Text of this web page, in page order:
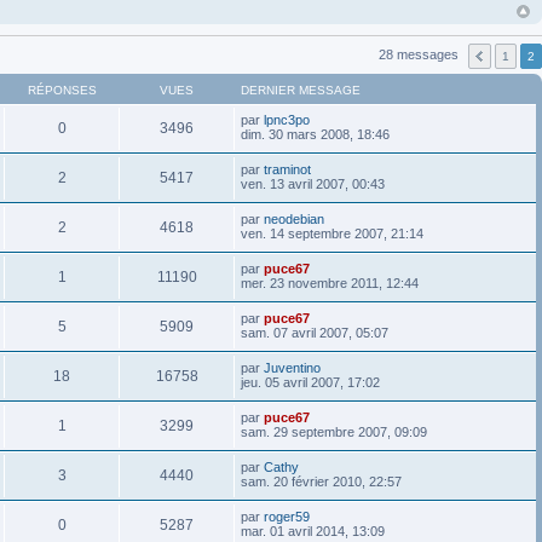
28 messages 1 2
RÉPONSES VUES DERNIER MESSAGE
0 3496 par lpnc3po
dim. 30 mars 2008, 18:46
2 5417 par traminot
ven. 13 avril 2007, 00:43
2 4618 par neodebian
ven. 14 septembre 2007, 21:14
1 11190 par puce67
mer. 23 novembre 2011, 12:44
5 5909 par puce67
sam. 07 avril 2007, 05:07
18 16758 par Juventino
jeu. 05 avril 2007, 17:02
1 3299 par puce67
sam. 29 septembre 2007, 09:09
3 4440 par Cathy
sam. 20 février 2010, 22:57
0 5287 par roger59
mar. 01 avril 2014, 13:09